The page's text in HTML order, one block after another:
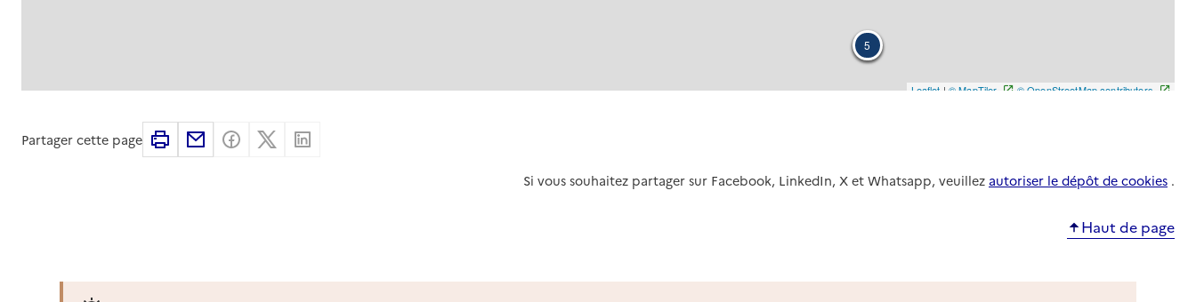
Partager cette page ImprimerPartager par email
Partager sur Facebook
Partager sur X
Si vous souhaitez partager sur Facebook, LinkedIn, X et Whatsapp, veuillez autoriser le dépôt de cookies .
Haut de page